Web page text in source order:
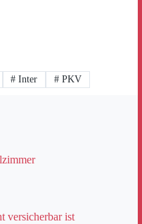
# Inter # PKV
versicherbar ist